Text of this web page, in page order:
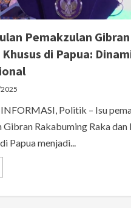
Pemakzulan
di Papua:
Politik – Isu
Gibran Rakabuming Raka dan
Papua menjadi...